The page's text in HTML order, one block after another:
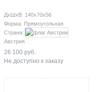
ДхШхВ: 140х70х56
Форма: Прямоугольная
Страна:
Австрия
26 100 руб.
Не доступно к заказу